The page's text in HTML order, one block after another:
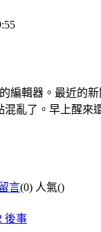
編輯器。最近的
亂了。早上醒來
言(0) 人氣()
後事